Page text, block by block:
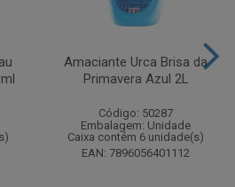
Amaciante Urca Brisa da
Primavera Azul 2L
Código: 50287
Embalagem: Unidade
Caixa contém 6 unidade(s)
EAN: 7896056401112